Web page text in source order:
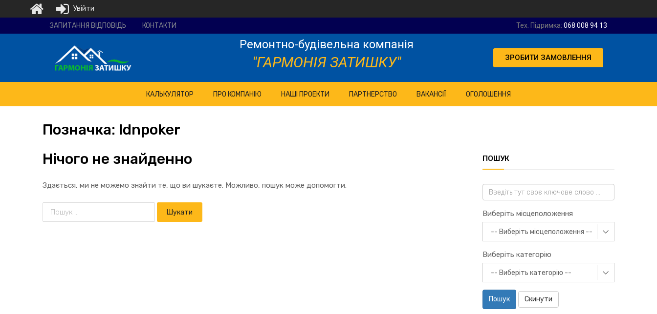
будівельна
ЗАПИТАННЯ ВІДПОВІДЬ КОНТАКТИ Тех. Підримка: 068 008 94 13
Ремонтно-будівельна компанія
"ГАРМОНІЯ ЗАТИШКУ" ЗРОБИТИ ЗАМОВЛЕННЯ
КАЛЬКУЛЯТОР ПРО КОМПАНІЮ НАШІ ПРОЕКТИ ПАРТНЕРСТВО ВАКАНСІЇ ОГОЛОШЕННЯ
Позначка: Idnpoker
Нічого не знайденно
Здається, ми не можемо знайти те, що ви шукаєте. Можливо, пошук може допомогти.
ПОШУК
Виберіть місцеположення
Виберіть категорію
Пошук Скинути
Увійти